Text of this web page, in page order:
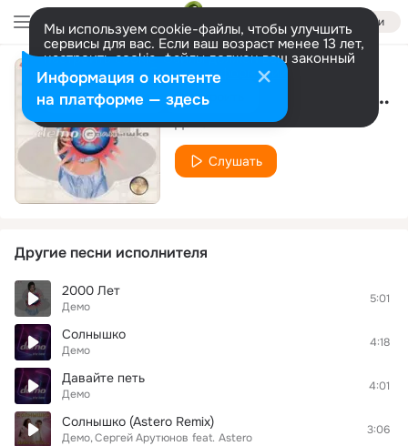
Войти
Мы используем cookie-файлы, чтобы улучшить
сервисы для вас. Если ваш возраст менее 13 лет,
настроить cookie-файлы должен ваш законный
представитель. Больше информации
Разрешить все Настроить 2000 лет (Raduga remix)
Демо
Слушать
Другие песни исполнителя
2000 Лет
Демо
5:01
Солнышко
Демо
4:18
Давайте петь
Демо
4:01
Солнышко (Astero Remix)
Демо Сергей Арутюнов feat. Astero
3:06
Информация о контенте
на платформе — здесь